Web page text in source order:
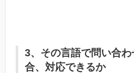
3、その言語で問い合
合、対応できるか